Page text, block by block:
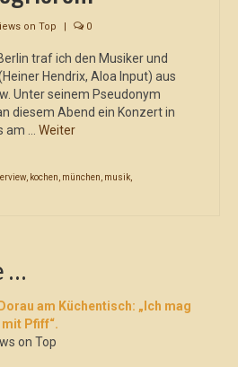
on Top | 0
traf ich den Musiker und
Hendrix, Aloa Input) aus
Unter seinem Pseudonym
diesem Abend ein Konzert in
am … Weiter
, kochen münchen musik
…
am Küchentisch: „Ich mag
Pfiff“.
on Top